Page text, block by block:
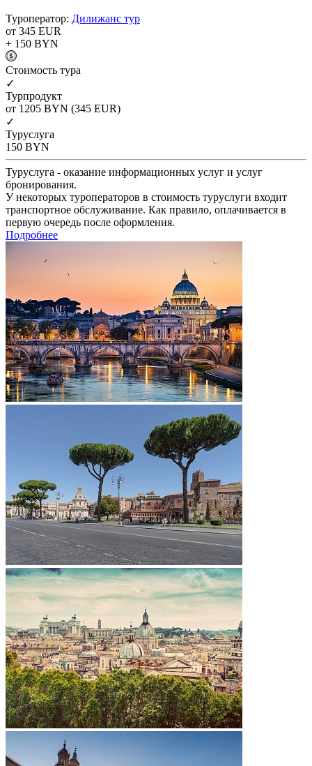
Туроператор: Дилижанс тур
от 345 EUR
+ 150 BYN
Cтоимость тура
✓
Турпродукт
от 1205 BYN (345 EUR)
✓
Туруслуга
150 BYN
Туруслуга - оказание информационных услуг и услуг
бронирования.
У некоторых туроператоров в стоимость туруслуги входит
транспортное обслуживание. Как правило, оплачивается в
первую очередь после оформления.
Подробнее